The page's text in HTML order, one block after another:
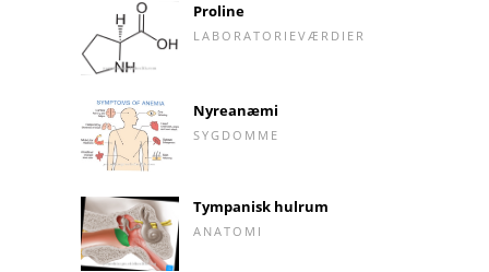
Proline
LABORATORIEVÆRDIER
Nyreanæmi
SYGDOMME
Tympanisk hulrum
ANATOMI